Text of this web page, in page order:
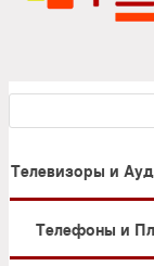
Телевизоры и
Телефоны и